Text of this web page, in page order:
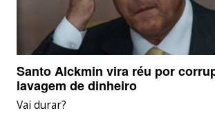
Santo Alckmin vira réu por
lavagem de dinheiro
Vai durar?